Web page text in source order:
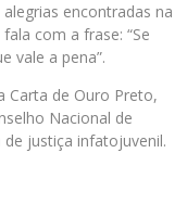
encontradas na
com a frase: “Se
vale a pena”.
Carta de Ouro Preto,
Nacional de
justiça infatojuvenil.